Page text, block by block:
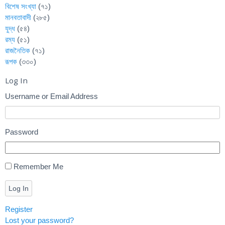
বিশেষ সংখ্যা (৭১)
মানবতাবাদী (২৮৫)
যুদ্ধ (৫৪)
রম্য (৫১)
রাজনৈতিক (৭১)
রূপক (৩৩০)
Log In
Username or Email Address
Password
Remember Me
Log In
Register
Lost your password?